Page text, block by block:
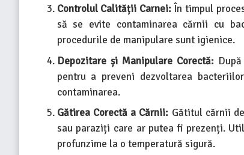
Controlul Calității Carnei:În timpul
să se evite contaminarea cărnii cu
procedurile de manipulare sunt igienice.
Depozitare și Manipulare Corectă:
pentru a preveni dezvoltarea
contaminarea.
Gătirea Corectă a Cărnii: Gătitul cărnii
sau paraziți care ar putea fi prezenți.
profunzime la o temperatură sigură.